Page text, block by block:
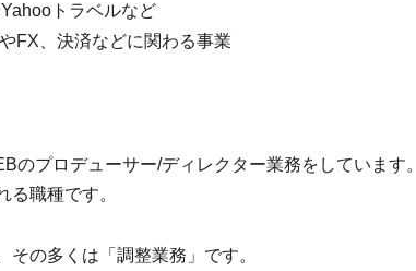
トラベルなど
FX、決済などに関わる事業
のプロデューサー/ディレクター業務をしています。
る職種です。
の多くは「調整業務」です。